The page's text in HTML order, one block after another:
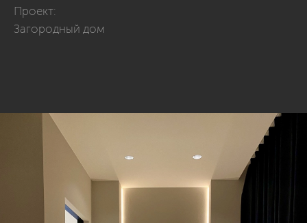
Проект:
Загородный дом